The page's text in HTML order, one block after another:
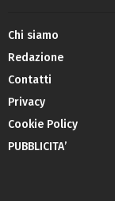
Chi siamo
Redazione
Contatti
Privacy
Cookie Policy
PUBBLICITA’